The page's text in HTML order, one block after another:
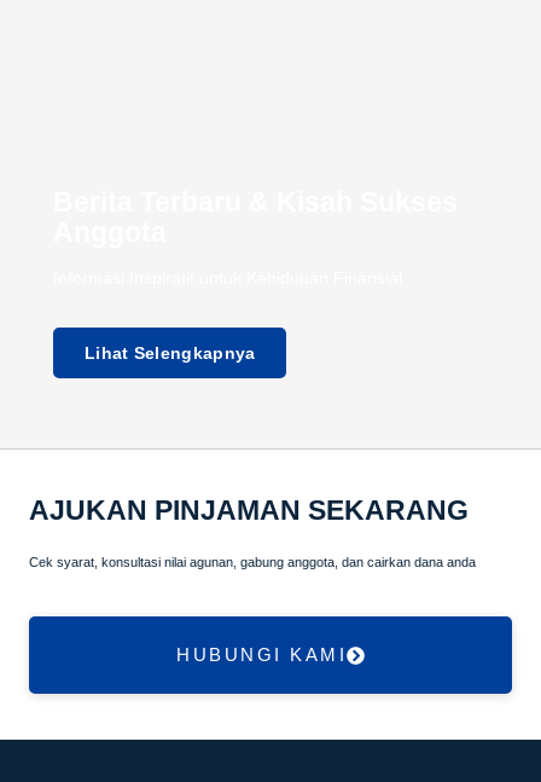
Lihat Selengkapnya
AJUKAN PINJAMAN SEKARANG
Cek syarat, konsultasi nilai agunan, gabung anggota, dan cairkan dana anda
HUBUNGI KAMI